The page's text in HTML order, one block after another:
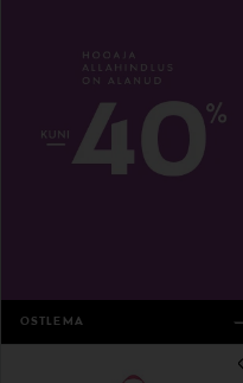
OSTLEMA